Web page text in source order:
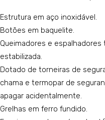
Estrutura em aço inoxidável.
Botões em baquelite.
Queimadores e
estabilizada.
Dotado de torneiras de
chama e termopar de
apagar acidentalmente.
Grelhas em ferro fundido.